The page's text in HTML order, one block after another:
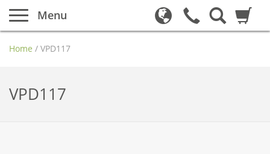
Menu
Home / VPD117
VPD117